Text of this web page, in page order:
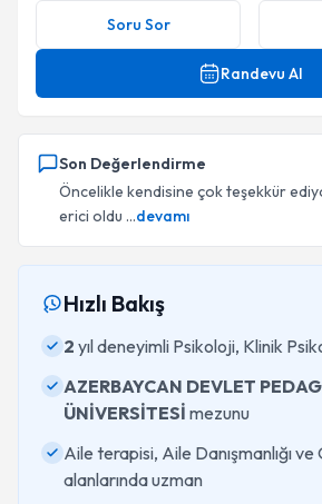
Soru Sor
Randevu Al
Son Değerlendirme
Öncelikle kendisine çok teşekkür
erici oldu ...devamı
Hızlı Bakış
2 yıl deneyimli Psikoloji, Klinik
AZERBAYCAN DEVLET
ÜNİVERSİTESİ mezunu
Aile terapisi, Aile Danışmanlığı
alanlarında uzman